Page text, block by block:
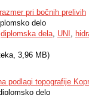
pri bočnih prelivih
delo
diplomska dela, UNI ,
3,96 MB)
podlagi topografije
delo